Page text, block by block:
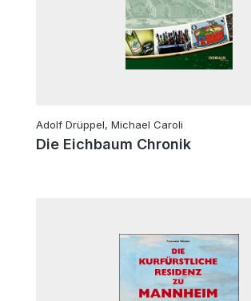
Adolf Drüppel, Michael Caroli
Die Eichbaum Chronik